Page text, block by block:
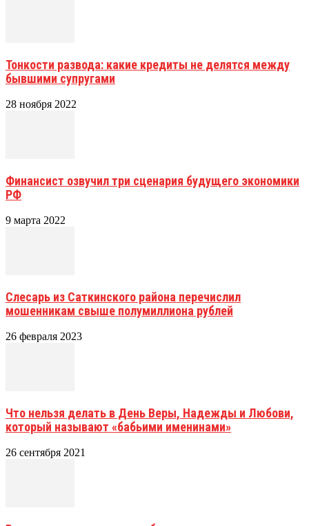
Тонкости развода: какие кредиты не делятся между
бывшими супругами
28 ноября 2022
Финансист озвучил три сценария будущего экономики
РФ
9 марта 2022
Слесарь из Саткинского района перечислил
мошенникам свыше полумиллиона рублей
26 февраля 2023
Что нельзя делать в День Веры, Надежды и Любови,
который называют «бабьими именинами»
26 сентября 2021